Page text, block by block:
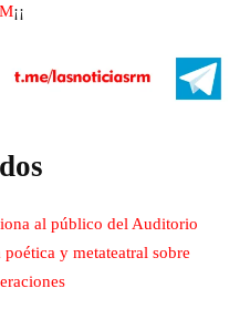
¡¡
al público del Auditorio
y metateatral sobre